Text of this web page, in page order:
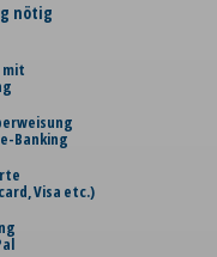
nötig
mit
Banking
Visa etc.)